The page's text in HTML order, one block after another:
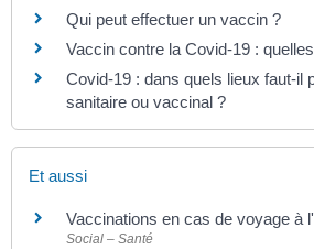
Qui peut effectuer un vaccin ?
Vaccin contre la Covid-19 :
Covid-19 : dans quels lieux faut-il
sanitaire ou vaccinal ?
Et aussi
Vaccinations en cas de voyage à
Social – Santé